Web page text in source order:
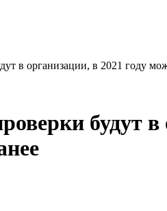
в организации, в 2021 году
будут в